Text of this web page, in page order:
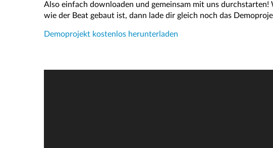
Also einfach downloaden und gemeinsam mit uns
wie der Beat gebaut ist, dann lade dir gleich noch das
Demoprojekt kostenlos herunterladen